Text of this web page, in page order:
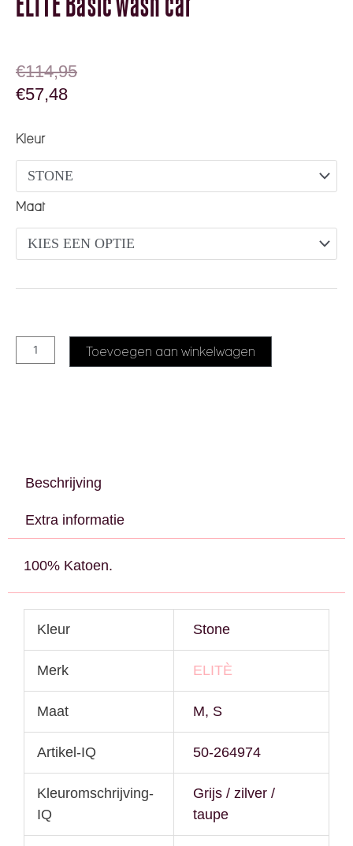
€114,95
OORSPRONKELIJKE PRIJS WAS:
€57,48
HUIDIGE PRIJS IS: €57,48.
Kleur
Maat
ELITÈ Basic wash car aantal
Toevoegen aan winkelwagen
Beschrijving
Extra informatie
100% Katoen.
Kleur Stone
Merk ELITÈ
Maat M, S
Artikel-IQ 50-264974
Kleuromschrijving-
IQ
Grijs / zilver /
taupe